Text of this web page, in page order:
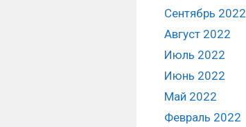
Сентябрь 2022
Август 2022
Июль 2022
Июнь 2022
Май 2022
Февраль 2022